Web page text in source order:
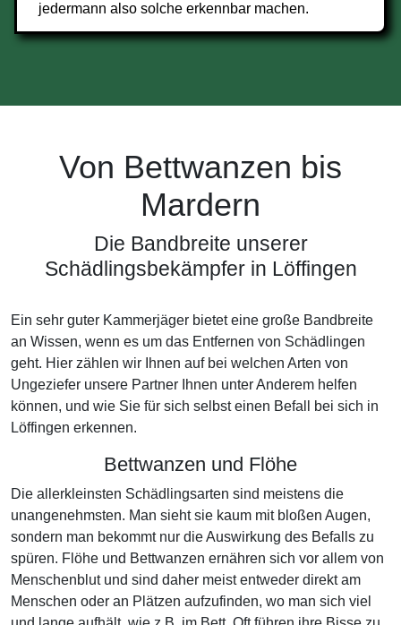
jedermann also solche erkennbar machen.
Von Bettwanzen bis
Mardern
Die Bandbreite unserer
Schädlingsbekämpfer in Löffingen
Ein sehr guter Kammerjäger bietet eine große Bandbreite
an Wissen, wenn es um das Entfernen von Schädlingen
geht. Hier zählen wir Ihnen auf bei welchen Arten von
Ungeziefer unsere Partner Ihnen unter Anderem helfen
können, und wie Sie für sich selbst einen Befall bei sich in
Löffingen erkennen.
Bettwanzen und Flöhe
Die allerkleinsten Schädlingsarten sind meistens die
unangenehmsten. Man sieht sie kaum mit bloßen Augen,
sondern man bekommt nur die Auswirkung des Befalls zu
spüren. Flöhe und Bettwanzen ernähren sich vor allem von
Menschenblut und sind daher meist entweder direkt am
Menschen oder an Plätzen aufzufinden, wo man sich viel